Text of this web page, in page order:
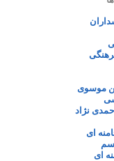
موسوی
نژاد
ای
ای